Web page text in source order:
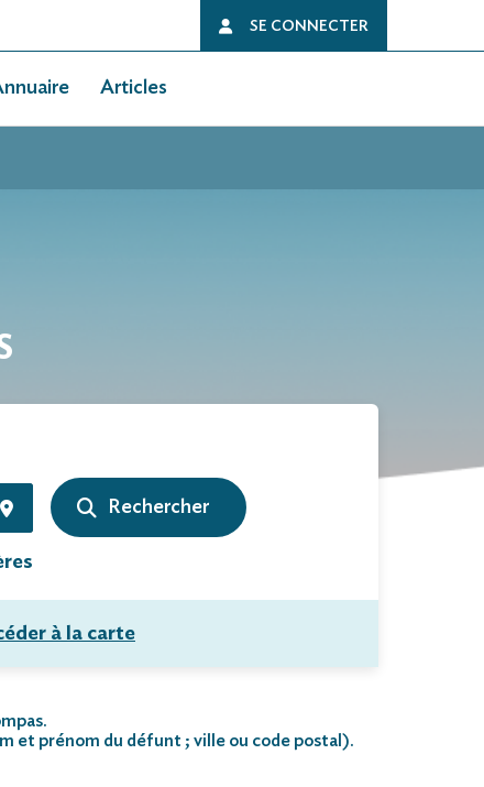
SE CONNECTER
Articles
à la carte
et prénom du défunt ; ville ou code postal).